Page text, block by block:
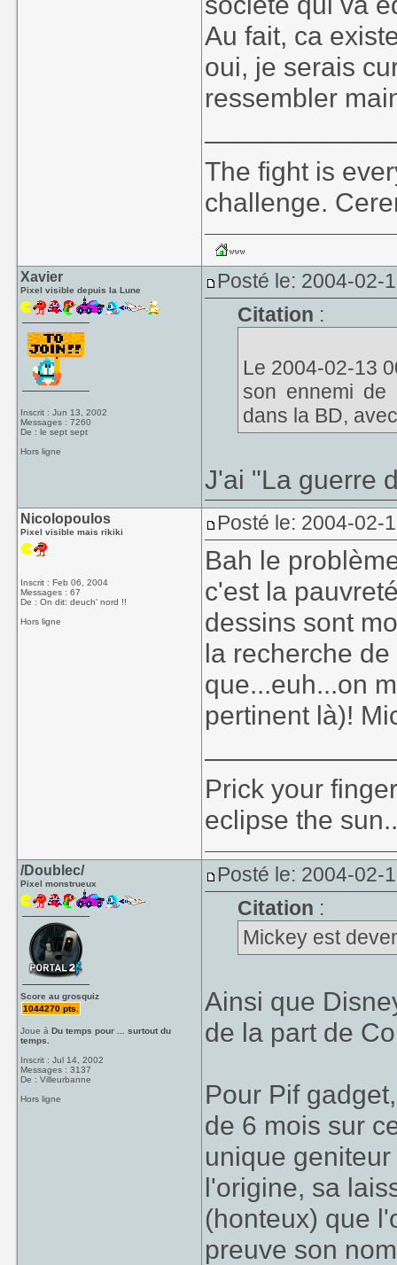
Au fait, ca
oui, je serais
ressembler
The fight is
challenge.
Xavier
Pixel visible depuis la Lune
Inscrit : Jun 13, 2002
Messages : 7260
De : le sept sept
Hors ligne
Posté le: 2004-02-
Citation :
Le 2004-02-13
son ennemi de
dans la BD,
J'ai "La guerre
Nicolopoulos
Pixel visible mais rikiki
Inscrit : Feb 06, 2004
Messages : 67
De : On dit: deuch' nord !!
Hors ligne
Posté le: 2004-02-
Bah le
c'est la
dessins sont
la recherche
que...euh...on
pertinent là)!
Prick your
eclipse the
/Doublec/
Pixel monstrueux
Score au grosquiz
1044270 pts.
Joue àDu temps pour ... surtout du
temps.
Inscrit : Jul 14, 2002
Messages : 3137
De : Villeurbanne
Hors ligne
Posté le: 2004-02-
Citation :
Mickey est
Ainsi que
de la part de
Pour Pif
de 6 mois sur
unique
l'origine, sa
(honteux) que
preuve son